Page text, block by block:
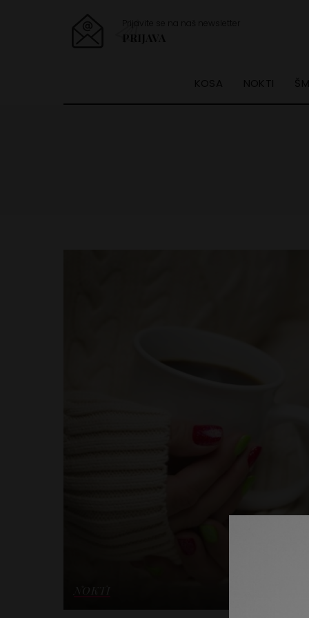
Prijavite se na naš newsletter
PRIJAVA
KOSA NOKTI